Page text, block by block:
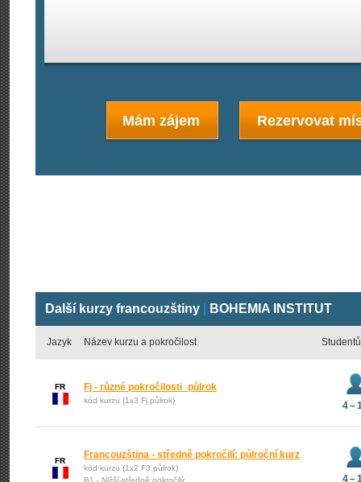
Mám zájem Rezervovat
Další kurzy francouzštiny BOHEMIA INSTITUT
Jazyk Název kurzu a pokročilost Studentů
FR Fj - různé pokročilosti_půlrok
kód kurzu (1x3 Fj půlrok) 4 –
FR
Francouzština - středně pokročilí: půlroční kurz
kód kurzu (1x2 F3 půlrok)
B1 - Nižší-středně pokročilý
4 –